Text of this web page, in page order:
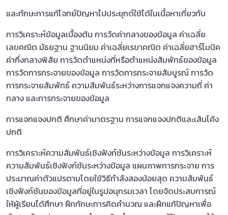
และทักษะการแก้โจทย์ปัญหาไปประยุกต์ใช้ได้ในเนื้อหาเกี่ยวกับ
การวิเคราะห์ข้อมูลเบื้องต้น การวัดค่ากลางของข้อมูล ค่าเฉลี่ย
เลขคณิต มัธยฐาน ฐานนิยม ค่าเฉลี่ยเรขาคณิต ค่าเฉลี่ยฮาร์โมนิค
ค่ากึ่งกลางพิสัย การวัดตำแหน่งที่หรือตำแหน่งสัมพัทธ์ของข้อมูล
การวัดการกระจายของข้อมูล การวัดการกระจายสัมบูรณ์ การวัด
การกระจายสัมพัทธ์ ความสัมพันธ์ระหว่างการแจกแจงความถี่ ค่า
กลาง และการกระจายของข้อมูล
การแจกแจงปกติ ศึกษาค่ามาตรฐาน การแจกแจงปกติและเส้นโค้ง
ปกติ
การวิเคราะห์ความสัมพันธ์เชิงฟังก์ชันระหว่างข้อมูล การวิเคราะห์
ความสัมพันธ์เชิงฟังก์ชันระหว่างข้อมูล แผนภาพการกระจาย การ
ประมาณค่าตัวแปรตามโดยใช้วิธีกำลังสองน้อยสุด ความสัมพันธ์
เชิงฟังก์ชันของข้อมูลที่อยู่ในรูปอนุกรมเวลา โดยจัดประสบการณ์
ให้ผู้เรียนได้ศึกษา ฝึกทักษะการคิดคำนวณ และฝึกแก้ปัญหาเพื่อ